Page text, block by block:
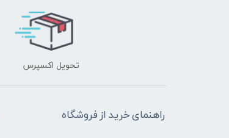
تحویل اکسپرس
راهنمای خرید از فروشگاه